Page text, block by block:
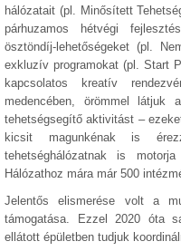
hálózatait (pl. Minősített
párhuzamos hétvégi
ösztöndíj-lehetőségeket (pl.
exkluzív programokat (pl. Start
kapcsolatos kreatív
medencében, örömmel
tehetségsegítő aktivitást –
kicsit magunkénak is
tehetséghálózatnak is
Hálózathoz mára már 500
Jelentős elismerése volt a
támogatása. Ezzel 2020 óta
ellátott épületben tudjuk